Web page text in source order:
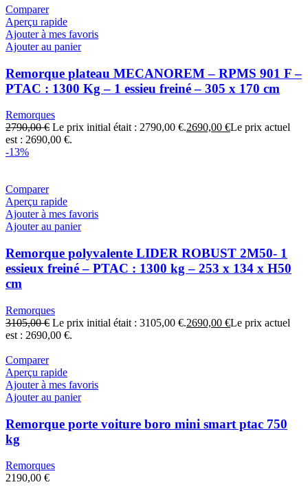
Comparer
Aperçu rapide
Ajouter à mes favoris
Ajouter au panier
Remorque plateau MECANOREM – RPMS 901 F –
PTAC : 1300 Kg – 1 essieu freiné – 305 x 170 cm
Remorques
2790,00€ Le prix initial était : 2790,00 €.2690,00 €Le prix actuel
est : 2690,00 €.
-13%
Comparer
Aperçu rapide
Ajouter à mes favoris
Ajouter au panier
Remorque polyvalente LIDER ROBUST 2M50- 1
essieux freiné – PTAC : 1300 kg – 253 x 134 x H50
cm
Remorques
3105,00€ Le prix initial était : 3105,00 €.2690,00 €Le prix actuel
est : 2690,00 €.
Comparer
Aperçu rapide
Ajouter à mes favoris
Ajouter au panier
Remorque porte voiture boro mini smart ptac 750
kg
Remorques
2190,00 €